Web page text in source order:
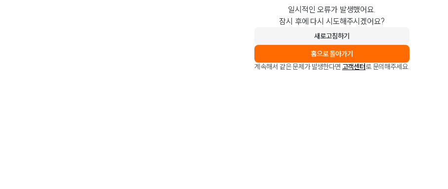
일시적인 오류가 발생했어요.
잠시 후에 다시 시도해주시겠어요?
새로고침하기
홈으로 돌아가기
계속해서 같은 문제가 발생한다면 고객센터로 문의해주세요.